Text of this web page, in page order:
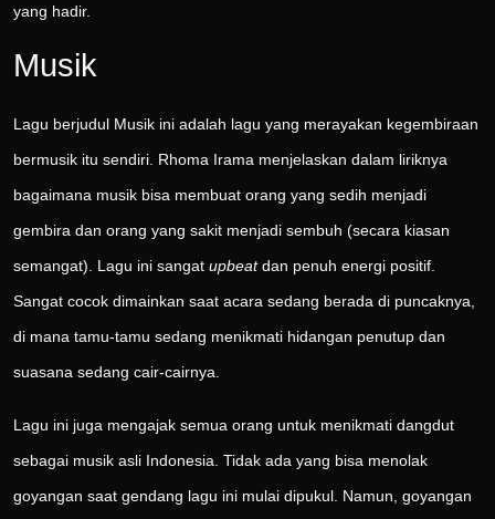
yang hadir.
Musik
Lagu berjudul Musik ini adalah lagu yang merayakan kegembiraan
bermusik itu sendiri. Rhoma Irama menjelaskan dalam liriknya
bagaimana musik bisa membuat orang yang sedih menjadi
gembira dan orang yang sakit menjadi sembuh (secara kiasan
semangat). Lagu ini sangat upbeatdan penuh energi positif.
Sangat cocok dimainkan saat acara sedang berada di puncaknya,
di mana tamu-tamu sedang menikmati hidangan penutup dan
suasana sedang cair-cairnya.
Lagu ini juga mengajak semua orang untuk menikmati dangdut
sebagai musik asli Indonesia. Tidak ada yang bisa menolak
goyangan saat gendang lagu ini mulai dipukul. Namun, goyangan